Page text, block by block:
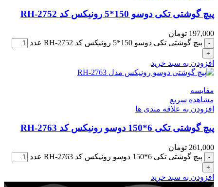
پیچ گوشتی تکی دوسو 150*5 رونیکس کد RH-2752
197,000 تومان
پیچ گوشتی تکی دوسو 150*5 رونیکس کد RH-2752 عدد
افزودن به سبد خرید
مقایسه
مشاهده سریع
افزودن به علاقه مندی ها
پیچ گوشتی تکی 6*150 دوسو رونیکس کد RH-2763
261,000 تومان
پیچ گوشتی تکی 6*150 دوسو رونیکس کد RH-2763 عدد
افزودن به سبد خرید